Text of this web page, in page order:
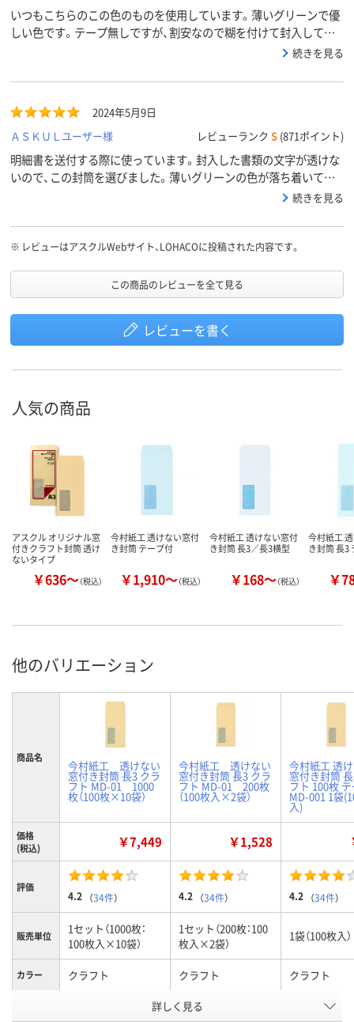
いつもこちらのこの色のものを使用しています。薄いグリーンで優
しい色です。テープ無しですが、割安なので糊を付けて封入してい
続きを見る
2024年5月9日
ＡＳＫＵＬユーザー様
レビューランク S (871ポイント)
明細書を送付する際に使っています。封入した書類の文字が透けな
いので、この封筒を選びました。薄いグリーンの色が落ち着いてい
続きを見る
※ レビューはアスクルWebサイト、LOHACOに投稿された内容です。
この商品のレビューを全て見る
レビューを書く
人気の商品
アスクル オリジナル窓
付きクラフト封筒 透け
ないタイプ
￥636～（税込）
今村紙工 透けない窓付
き封筒 テープ付
￥1,910～（税込）
今村紙工 透けない窓付
き封筒 長3／長3横型
￥168～（税込）
今村紙工
き封筒 長3
￥
他のバリエーション
商品名
今村紙工 透けない
窓付き封筒 長3 クラ
フト MD-01 1000
枚（100枚×10袋）
今村紙工 透けない
窓付き封筒 長3 クラ
フト MD-01 200枚
（100枚入×2袋）
今村紙工 透
窓付き封筒
フト 100枚
MD-001 1袋
入)
価格
(税込)
￥7,449 ￥1,528
評価
4.2 （34件） 4.2 （34件） 4.2 （34件）
販売単位
1セット（1000枚：
100枚入×10袋）
1セット（200枚：100
枚入×2袋）
1袋（100枚入）
カラー クラフト クラフト クラフト
260912 U432901
詳しく見る